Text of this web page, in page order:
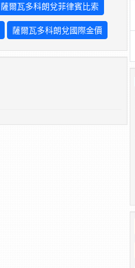
薩爾瓦多科朗兌菲律賓比索
薩爾瓦多科朗兌國際金價